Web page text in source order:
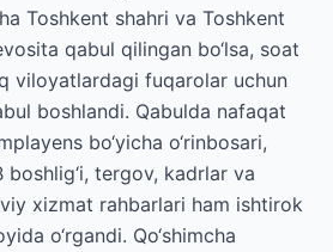
Toshkent shahri va Toshkent
qabul qilingan bo‘lsa, soat
viloyatlardagi fuqarolar uchun
boshlandi. Qabulda nafaqat
bo‘yicha o‘rinbosari,
boshlig‘i, tergov, kadrlar va
xizmat rahbarlari ham ishtirok
o‘rgandi. Qo‘shimcha